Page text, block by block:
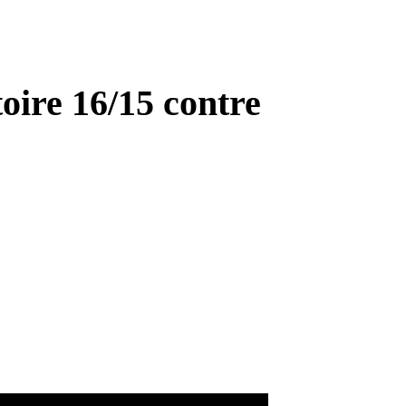
16/15 contre